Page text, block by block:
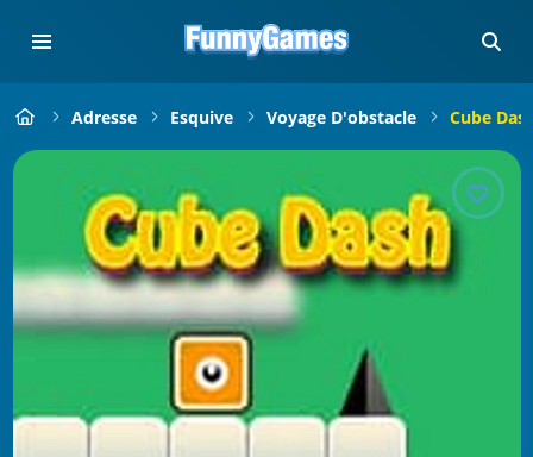
Adresse Esquive Voyage D'obstacle Cube